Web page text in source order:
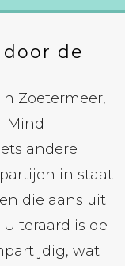
de
Zoetermeer,
Mind
andere
in staat
die aansluit
is de
wat